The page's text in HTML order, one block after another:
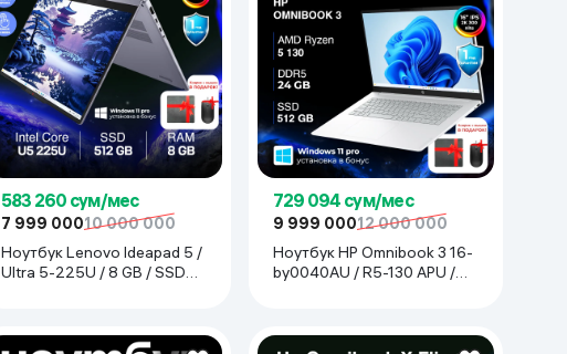
583 260 сум/мес
7 999 00010 000 000
Ноутбук Lenovo Ideapad 5 /
Ultra 5-225U / 8 GB / SSD
729 094 сум/мес
9 999 00012 000 000
Ноутбук HP Omnibook 3 16-
by0040AU / R5-130 APU /